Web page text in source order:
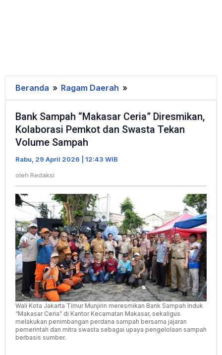
Beranda » Ragam Daerah »
Sampah
“Makasar
Ceria”
dan
Swasta
Tekan
Volume
Sampah
Bank Sampah “Makasar Ceria” Diresmikan,
Kolaborasi Pemkot dan Swasta Tekan
Volume Sampah
Rabu, 29 April 2026 | 12:43 WIB
oleh Redaksi
Wali Kota Jakarta Timur Munjirin meresmikan Bank Sampah Induk
“Makasar Ceria” di Kantor Kecamatan Makasar, sekaligus
melakukan penimbangan perdana sampah bersama jajaran
pemerintah dan mitra swasta sebagai upaya pengelolaan sampah
berbasis sumber.